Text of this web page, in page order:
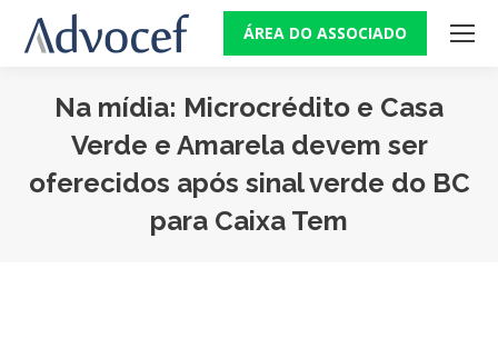
ÁREA DO ASSOCIADO
Na mídia: Microcrédito e Casa
Verde e Amarela devem ser
oferecidos após sinal verde do BC
para Caixa Tem